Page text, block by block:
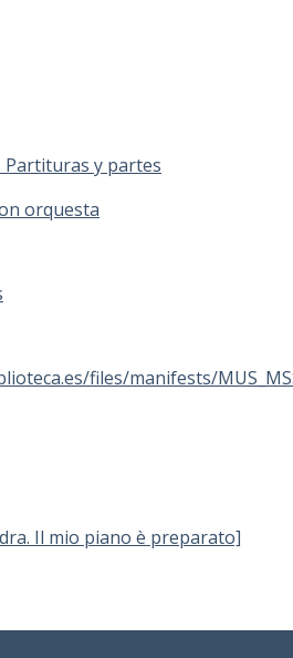
Partituras y partes
orquesta
files/manifests/
Il mio piano è preparato]